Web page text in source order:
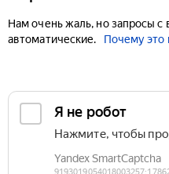
Нам очень жаль, но запросы с
автоматические.
Почему это